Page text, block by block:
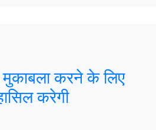
मुकाबला करने के लिए
करेगी